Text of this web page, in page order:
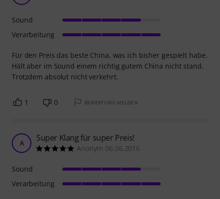
Für den Preis das beste China, was ich bisher gespielt habe.
Hält aber im Sound einem richtig gutem China nicht stand.
Trotzdem absolut nicht verkehrt.
Sound
Verarbeitung
1 0 BEWERTUNG MELDEN
A Super Klang für super Preis!
Anonym 06.06.2016
Sound
Verarbeitung